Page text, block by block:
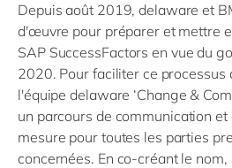
Depuis août 2019, delaware et
d'œuvre pour préparer et mettre
SAP SuccessFactors en vue du
2020. Pour faciliter ce processus
l'équipe delaware ‘Change &
un parcours de communication
mesure pour toutes les parties
concernées. En co-créant le